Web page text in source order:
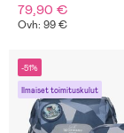
79,90 €
Ovh: 99 €
-51%
Ilmaiset toimituskulut